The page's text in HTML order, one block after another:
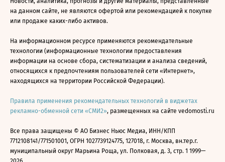
на данном сайте, не являются офертой или рекомендацией к покупке
или продаже каких-либо активов.
На информационном ресурсе применяются рекомендательные
технологии (информационные технологии предоставления
информации на основе сбора, систематизации и анализа сведений,
относящихся к предпочтениям пользователей сети «Интернет»,
находящихся на территории Российской Федерации).
Правила применения рекомендательных технологий в виджетах
рекламно-обменной сети «СМИ2», размещенных на сайте vedomosti.ru
Все права защищены © АО Бизнес Ньюс Медиа, ИНН/КПП
7712108141/771501001, ОГРН 1027739124775, 127018, г. Москва, вн.тер.г.
муниципальный округ Марьина Роща, ул. Полковая, д. 3, стр. 1 1999—